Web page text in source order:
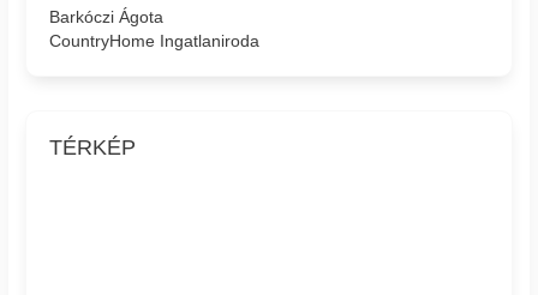
Barkóczi Ágota
CountryHome Ingatlaniroda
TÉRKÉP